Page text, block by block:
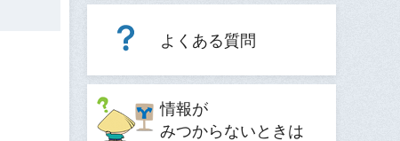
よくある質問
情報が
みつからないときは